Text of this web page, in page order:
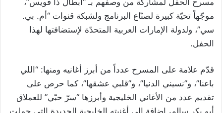
مسرح الحفل لمشاركة من وصفهم بـ “أبطال ذا فويس”،
موجّهاً تحيّة كبيرة لصنّاع البرنامج ولشبكة قنوات “أم. بي.
سي”، ولدولة الإمارات العربية المتحدّة لإستضافتها لهذا
الحفل.
قدّم علامة على المسرح عدداً من أبرز أغانيه ومنها: “اللي
باعنا”، و”نسيني الدنيا”، و”قلبي عشقها”، كما حرص على
تقديم عدد من الأغاني الخليجية وأبرزها “سرّ حبّي” للعملاق